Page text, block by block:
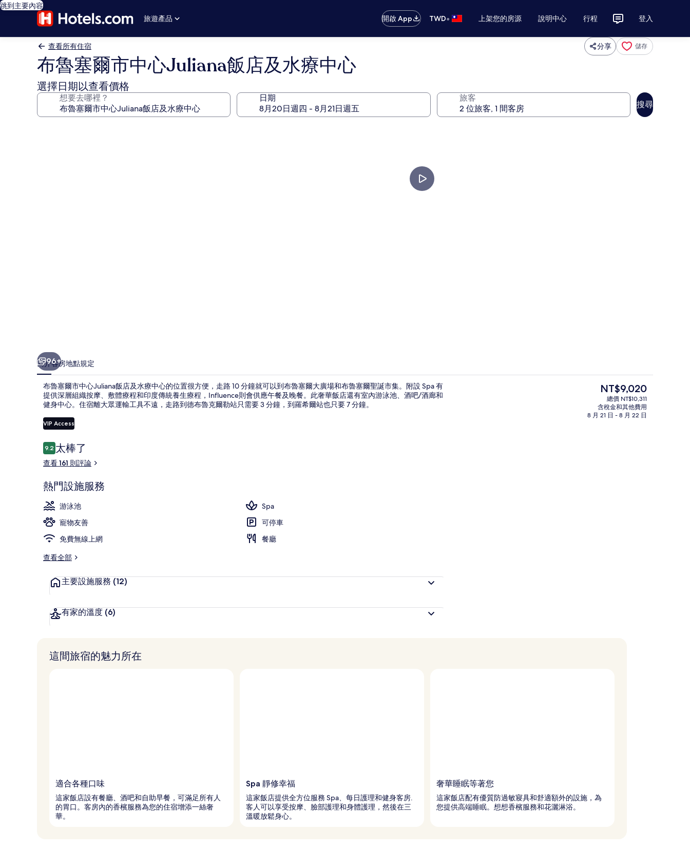
跳到主要內容
旅遊產品
開啟 App TWD• 上架您的房源 說明中心 行程 登入
查看所有住宿 分享 儲存
布魯塞爾市中心Juliana飯店及水療中心
選擇日期以查看價格
想要去哪裡？ 日期 旅客
搜尋
心
的
相
片
集
露台/庭院
96+
簡介客房地點規定
布魯塞爾市中心Juliana飯店及水療中心的位置很方便，走路 10 分鐘就可以到布魯塞爾大廣場和布魯塞爾聖誕市集。附設 Spa 有
提供深層組織按摩、敷體療程和印度傳統養生療程，Influence則會供應午餐及晚餐。此奢華飯店還有室內游泳池、酒吧/酒廊和
健身中心。住宿離大眾運輸工具不遠，走路到德布魯克爾勒站只需要 3 分鐘，到羅希爾站也只要 7 分鐘。
VIP Access
評
論
9.29.2 分，滿分 10 分，
太棒了
查看 161 則評論
熱門設施服務
游泳池
Spa
寵物友善
可停車
免費無線上網
餐廳
查看全部
主要設施服務 (12)
有家的溫度 (6)
目
的
價
NT$9,020
總價 NT$10,311
含稅金和其他費用
8 月 21 日 - 8 月 22 日
這間旅宿的魅力所在
適合各種口味
這家飯店設有餐廳、酒吧和自助早餐，可滿足所有人
的胃口。客房內的香檳服務為您的住宿增添一絲奢
華。
Spa 靜修幸福
這家飯店提供全方位服務 Spa、每日護理和健身客房.
客人可以享受按摩、臉部護理和身體護理，然後在三
溫暖放鬆身心。
奢華睡眠等著您
這家飯店配有優質防過敏寢具和舒適額外的設施，為
您提供高端睡眠。想想香檳服務和花灑淋浴。